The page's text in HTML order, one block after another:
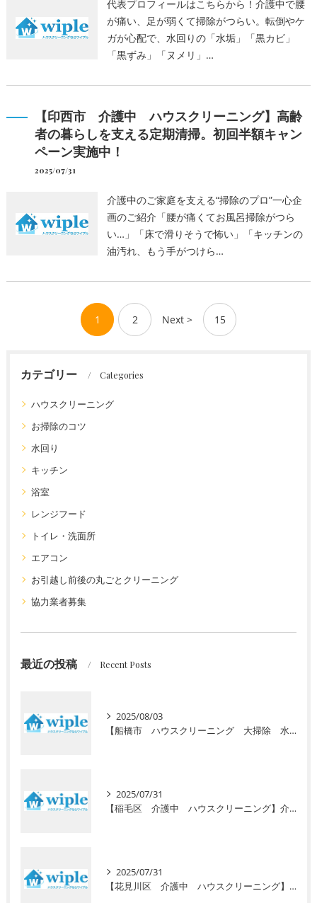
代表プロフィールはこちらから！介護中で腰
が痛い、足が弱くて掃除がつらい。転倒やケ
ガが心配で、水回りの「水垢」「黒カビ」
「黒ずみ」「ヌメリ」…
【印西市 介護中 ハウスクリーニング】高齢
者の暮らしを支える定期清掃。初回半額キャン
ペーン実施中！
2025/07/31
介護中のご家庭を支える“掃除のプロ”一心企
画のご紹介「腰が痛くてお風呂掃除がつら
い…」「床で滑りそうで怖い」「キッチンの
油汚れ、もう手がつけら…
1 2 Next > 15
カテゴリー Categories
ハウスクリーニング
お掃除のコツ
水回り
キッチン
浴室
レンジフード
トイレ・洗面所
エアコン
お引越し前後の丸ごとクリーニング
協力業者募集
最近の投稿 Recent Posts
2025/08/03
【船橋市 ハウスクリーニング 大掃除 水回り】高齢者向けの定期清掃サービスをご紹介！ 初回お試し半額キャンペーン実施中
2025/07/31
【稲毛区 介護中 ハウスクリーニング】介護で忙しいあなたに初回お試し半額キャンペーン！安心の高齢者専門サービスで毎日の暮らしをサポート
2025/07/31
【花見川区 介護中 ハウスクリーニング】介護で忙しいあなたへ。初回半額キャンペーンで水回りのプロ清掃を体験しませんか？